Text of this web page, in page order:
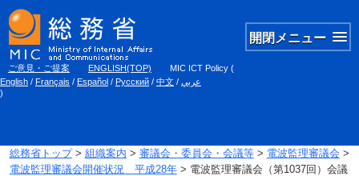
開閉メニュー
ご意見・ご提案 ENGLISH(TOP) MIC ICT Policy (
English / Français / Español / Русский / 中文 / عربي
)
総務省トップ> 組織案内 > 審議会・委員会・会議等> 電波監理審議会 >
電波監理審議会開催状況 平成28年> 電波監理審議会（第1037回）会議